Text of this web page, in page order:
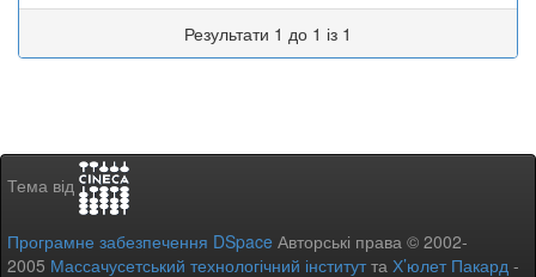
Результати 1 до 1 із 1
Тема від
Програмне забезпечення DSpace Авторські права © 2002-
2005 Массачусетський технологічний інститутта Х’юлет Пакард -